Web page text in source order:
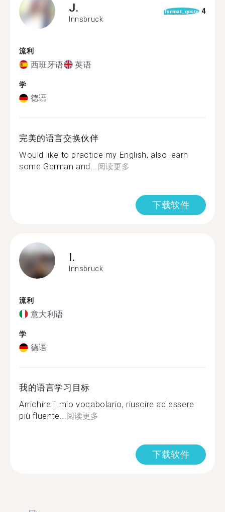
J.
Innsbruck
format_quote 4
流利
西班牙语 英语
学
德语
完美的语言交换伙伴
Would like to practice my English, also learn
some German and...阅读更多
下载软件
I.
Innsbruck
流利
意大利语
学
德语
我的语言学习目标
Arrichire il mio vocabolario, riuscire ad essere
più fluente...阅读更多
下载软件